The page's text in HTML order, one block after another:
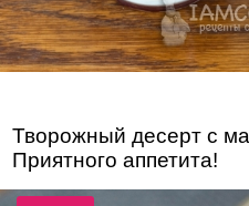
Творожный десерт с
Приятного аппетита!